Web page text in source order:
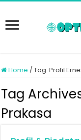
Home /Tag:Profil
Tag
Prakasa